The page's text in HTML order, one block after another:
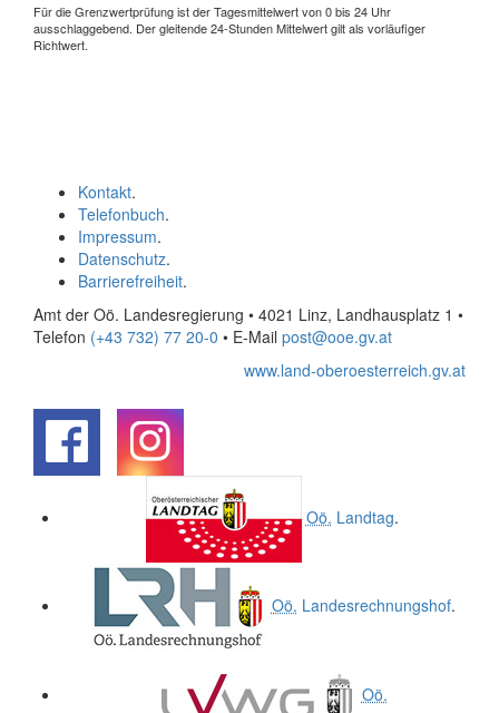
Für die Grenzwertprüfung ist der Tagesmittelwert von 0 bis 24 Uhr
ausschlaggebend. Der gleitende 24-Stunden Mittelwert gilt als vorläufiger
Richtwert.
Kontakt.
Telefonbuch.
Impressum.
Datenschutz.
Barrierefreiheit.
Amt der Oö. Landesregierung • 4021 Linz, Landhausplatz 1 •
Telefon (+43 732) 77 20-0 • E-Mail post@ooe.gv.at
www.land-oberoesterreich.gv.at
Oö. Landtag.
Oö. Landesrechnungshof.
Oö.